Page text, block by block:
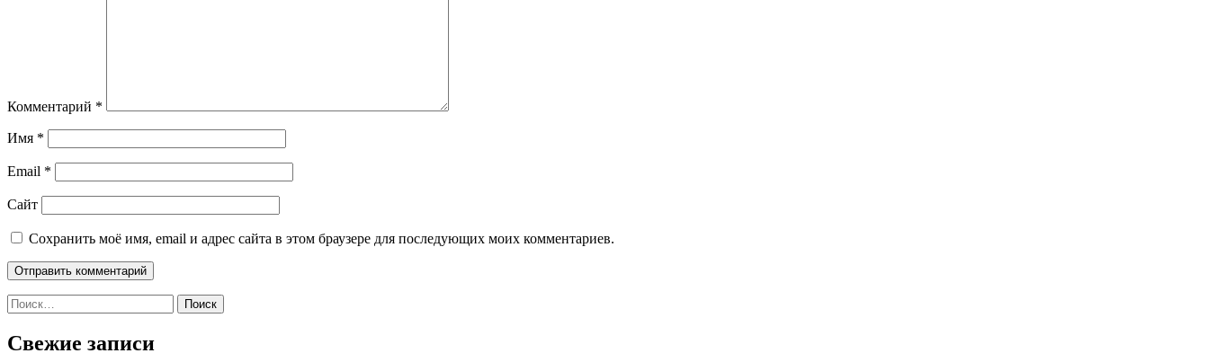
Комментарий *
Имя *
Email *
Сайт
Сохранить моё имя, email и адрес сайта в этом браузере для последующих моих комментариев.
Найти:
Свежие записи